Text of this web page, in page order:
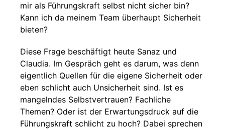
mir als Führungskraft selbst nicht sicher bin?
Kann ich da meinem Team überhaupt Sicherheit
bieten?
Diese Frage beschäftigt heute Sanaz und
Claudia. Im Gespräch geht es darum, was denn
eigentlich Quellen für die eigene Sicherheit oder
eben schlicht auch Unsicherheit sind. Ist es
mangelndes Selbstvertrauen? Fachliche
Themen? Oder ist der Erwartungsdruck auf die
Führungskraft schlicht zu hoch? Dabei sprechen